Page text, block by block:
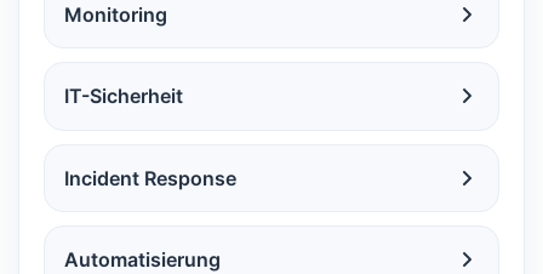
Monitoring
IT-Sicherheit
Incident Response
Automatisierung